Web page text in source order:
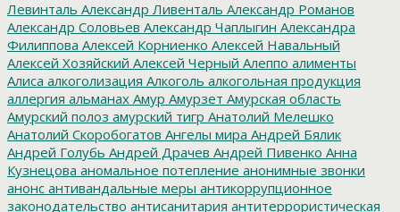
Левинталь Александр Ливенталь Александр Романов
Александр Соловьев Александр Чаплыгин Александра
Филиппова Алексей Корниенко Алексей Навальный
Алексей Хозяйский Алексей Черный Алеппо алименты
Алиса алкоголизация Алкоголь алкогольная продукция
аллергия альманах Амур Амурзет Амурская область
Амурский полоз амурский тигр Анатолий Мелешко
Анатолий Скоробогатов Ангелы мира Андрей Бялик
Андрей Голубь Андрей Драчев Андрей Пивенко Анна
Кузнецова аномальное потепление анонимные звонки
анонс антивандальные меры антикоррупционное
законодательство антисанитария антитеррористическая